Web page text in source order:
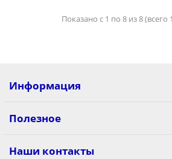
Показано с 1 по 8 из 8 (всего
Информация
Полезное
Наши контакты